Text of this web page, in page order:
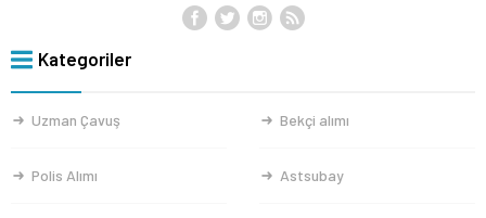
Kategoriler
Uzman Çavuş Bekçi alımı
Polis Alımı Astsubay